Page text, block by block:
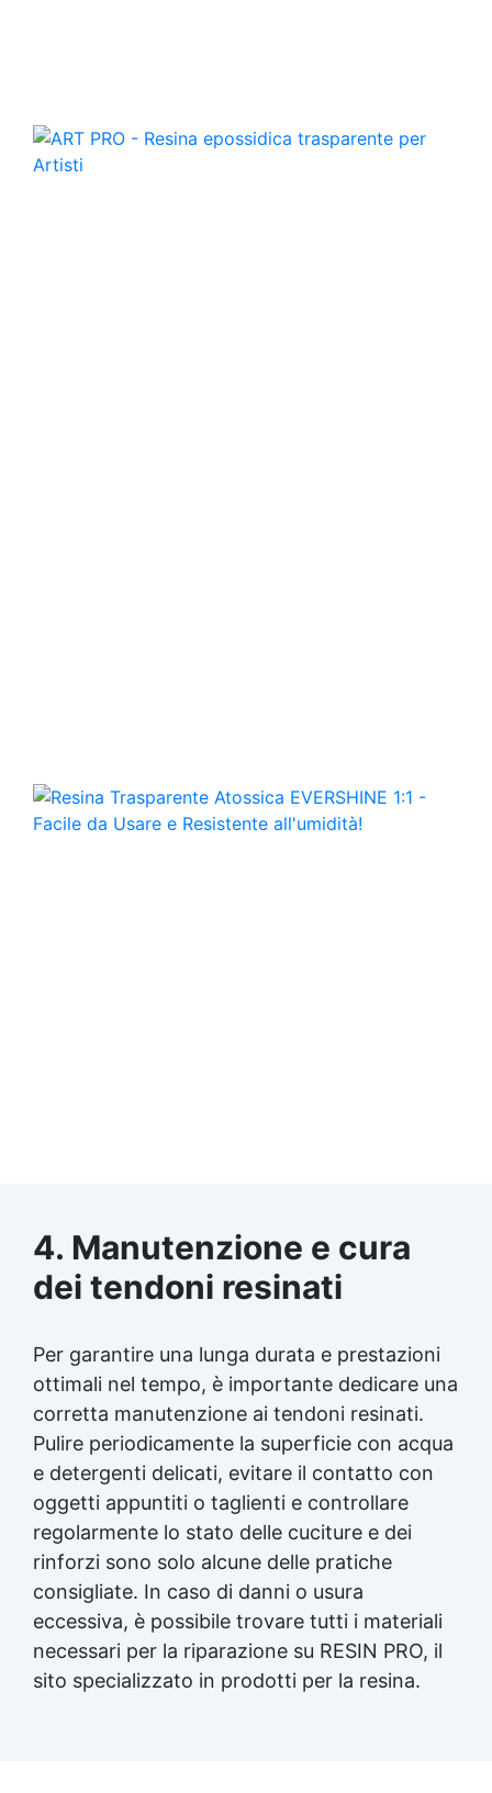
4. Manutenzione e cura
dei tendoni resinati
Per garantire una lunga durata e prestazioni
ottimali nel tempo, è importante dedicare una
corretta manutenzione ai tendoni resinati.
Pulire periodicamente la superficie con acqua
e detergenti delicati, evitare il contatto con
oggetti appuntiti o taglienti e controllare
regolarmente lo stato delle cuciture e dei
rinforzi sono solo alcune delle pratiche
consigliate. In caso di danni o usura
eccessiva, è possibile trovare tutti i materiali
necessari per la riparazione su RESIN PRO, il
sito specializzato in prodotti per la resina.